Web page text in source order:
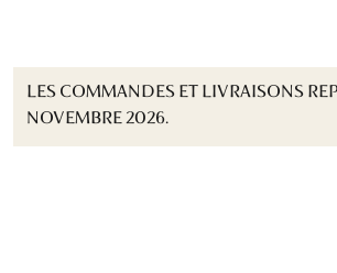
LES COMMANDES ET LIVRAISONS
NOVEMBRE 2026.